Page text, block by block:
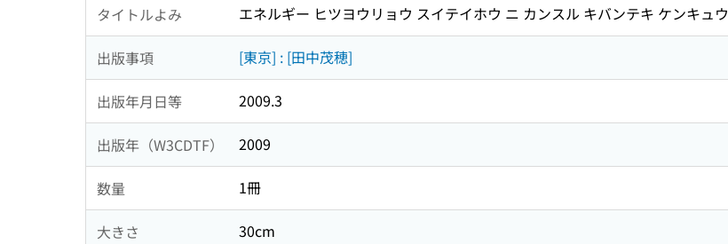
タイトルよみ エネルギー ヒツヨウリョウ スイテイホウ ニ カンスル キバンテキ ケンキュウ
出版事項 [東京] : [田中茂穂]
出版年月日等 2009.3
出版年（W3CDTF） 2009
数量 1冊
大きさ 30cm